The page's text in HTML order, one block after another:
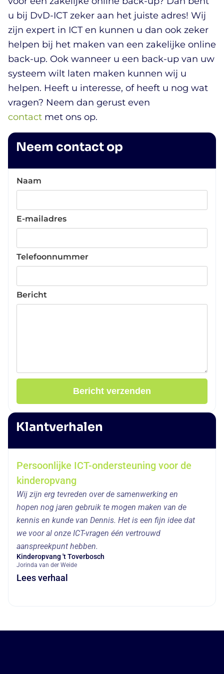
u bij DvD-ICT zeker aan het juiste adres! Wij
zijn expert in ICT en kunnen u dan ook zeker
helpen bij het maken van een zakelijke online
back-up. Ook wanneer u een back-up van uw
systeem wilt laten maken kunnen wij u
helpen. Heeft u interesse, of heeft u nog wat
vragen? Neem dan gerust even
contact met ons op.
Neem contact op
Naam
E-mailadres
Telefoonnummer
Bericht
Bericht verzenden
Klantverhalen
Persoonlijke ICT-ondersteuning voor de
kinderopvang
Wij zijn erg tevreden over de samenwerking en
hopen nog jaren gebruik te mogen maken van de
kennis en kunde van Dennis. Het is een fijn idee dat
we voor al onze ICT-vragen één vertrouwd
aanspreekpunt hebben.
Kinderopvang 't Toverbosch
Jorinda van der Weide
Lees verhaal